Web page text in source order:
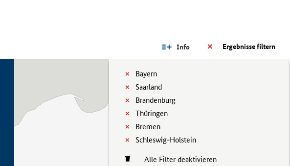
Ergebnisse filtern
Info
Bayern
Saarland
Brandenburg
Thüringen
Bremen
Schleswig-Holstein
Alle Filter deaktivieren